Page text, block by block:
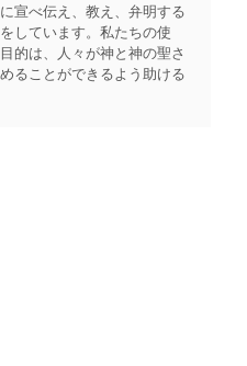
宣べ伝え、教え、弁明する
しています。私たちの使
的は、人々が神と神の聖さ
ることができるよう助ける